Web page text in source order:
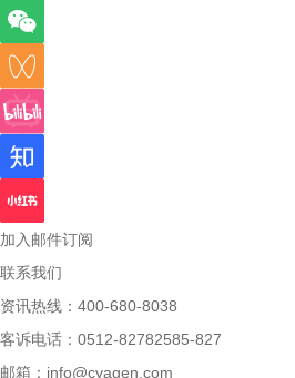
加入邮件订阅
联系我们
资讯热线：400-680-8038
客诉电话：0512-82782585-827
邮箱： info@cyagen.com